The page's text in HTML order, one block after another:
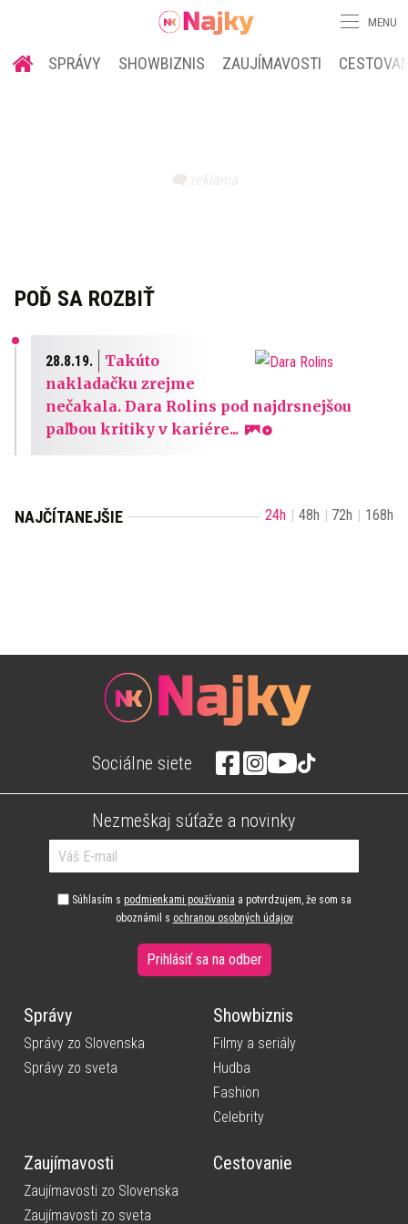
MENU
SPRÁVY SHOWBIZNIS ZAUJÍMAVOSTI
POĎ SA ROZBIŤ
28.8.19.
Takúto
nakladačku zrejme
nečakala. Dara Rolins pod najdrsnejšou
paľbou kritiky v kariére...
NAJČÍTANEJŠIE 24h 48h 72h 168h
Sociálne siete
Nezmeškaj súťaže a novinky
Súhlasím s podmienkami používania a potvrdzujem, že som sa
oboznámil s ochranou osobných údajov
Prihlásiť sa na odber
Správy
Správy zo Slovenska
Správy zo sveta
Showbiznis
Filmy a seriály
Hudba
Fashion
Celebrity
Zaujímavosti
Zaujímavosti zo Slovenska
Zaujímavosti zo sveta
Cestovanie